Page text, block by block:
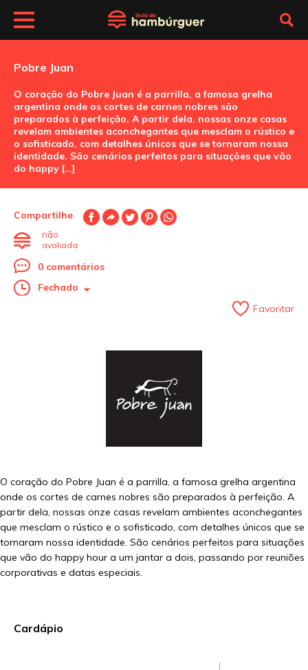
Pobre Juan
O coração do Pobre Juan é a parrilla, a famosa grelha
argentina onde os cortes de carnes nobres são
preparados à perfeição. A partir dela, nossas onze casas
revelam ambientes aconchegantes que mesclam o rústico e
o sofisticado, com detalhes únicos que se tornaram nossa
identidade. São cenários perfeitos para situações que vão
do happy […]
Compartilhe
não
avaliada
0 comentários
Fechado
Favoritar
O coração do Pobre Juan é a parrilla, a famosa grelha argentina
onde os cortes de carnes nobres são preparados à perfeição. A
partir dela, nossas onze casas revelam ambientes aconchegantes
que mesclam o rústico e o sofisticado, com detalhes únicos que se
tornaram nossa identidade. São cenários perfeitos para situações
que vão do happy hour a um jantar a dois, passando por reuniões
corporativas e datas especiais.
Cardápio